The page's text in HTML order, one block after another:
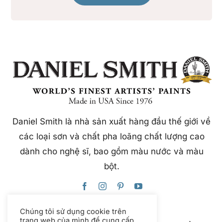
Daniel Smith là nhà sản xuất hàng đầu thế giới về
các loại sơn và chất pha loãng chất lượng cao
dành cho nghệ sĩ, bao gồm màu nước và màu
bột.
Chúng tôi sử dụng cookie trên